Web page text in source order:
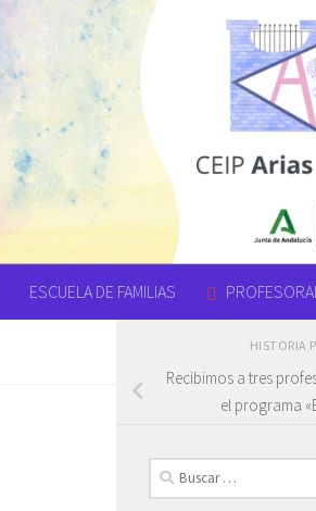
ESCUELA DE FAMILIAS
HISTORIA
Recibimos a tres
el programa
Buscar: